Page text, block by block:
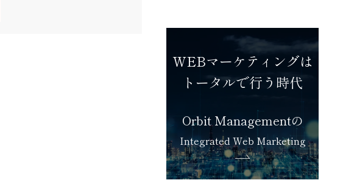
WEBマーケティングは
トータルで行う時代
Orbit Managementの
Integrated Web Marketing